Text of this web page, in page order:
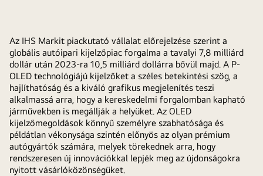
Az IHS Markit piackutató vállalat előrejelzése szerint a
globális autóipari kijelzőpiac forgalma a tavalyi 7,8 milliárd
dollár után 2023-ra 10,5 milliárd dollárra bővül majd. A P-
OLED technológiájú kijelzőket a széles betekintési szög, a
hajlíthatóság és a kiváló grafikus megjelenítés teszi
alkalmassá arra, hogy a kereskedelmi forgalomban kapható
járművekben is megállják a helyüket. Az OLED
kijelzőmegoldások könnyű személyre szabhatósága és
példátlan vékonysága szintén előnyös az olyan prémium
autógyártók számára, melyek törekednek arra, hogy
rendszeresen új innovációkkal lepjék meg az újdonságokra
nyitott vásárlóközönségüket.